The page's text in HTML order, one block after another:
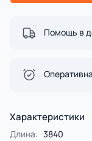
Помощь в
Характеристики
Длина: 3840